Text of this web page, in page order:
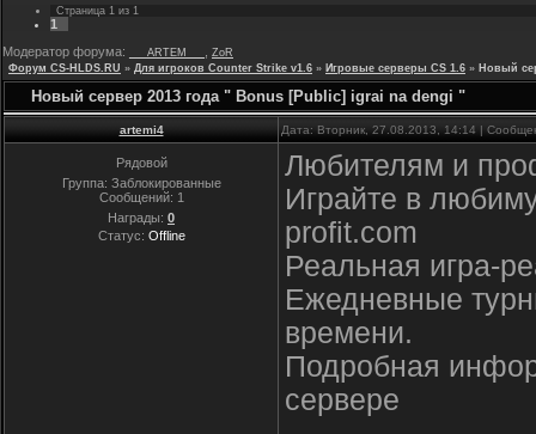
Страница 1 из 1
1
Модератор форума:
___ARTEM___
ZoR
Форум CS-HLDS.RU » Для игроков Counter Strike v1.6 » Игровые серверы CS 1.6 » Новый
Новый сервер 2013 года " Bonus [Public] igrai na dengi "
artemi4 Дата: Вторник, 27.08.2013, 14:14 |
Рядовой
Группа: Заблокированные
Сообщений: 1
Награды: 0
Статус: Offline
Любителям и
Играйте в
profit.com
Реальная игра-
Ежедневные
времени.
Подробная
сервере